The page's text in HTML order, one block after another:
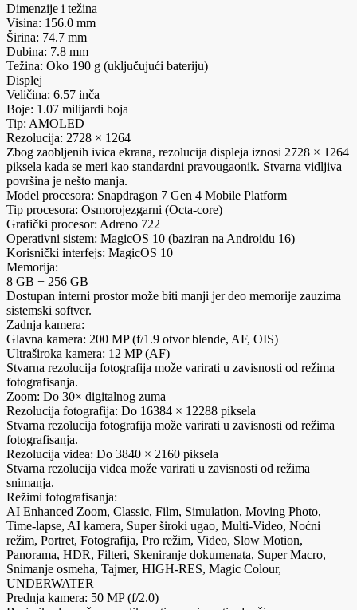
Dimenzije i težina
Visina: 156.0 mm
Širina: 74.7 mm
Dubina: 7.8 mm
Težina: Oko 190 g (uključujući bateriju)
Displej
Veličina: 6.57 inča
Boje: 1.07 milijardi boja
Tip: AMOLED
Rezolucija: 2728 × 1264
Zbog zaobljenih ivica ekrana, rezolucija displeja iznosi 2728 × 1264
piksela kada se meri kao standardni pravougaonik. Stvarna vidljiva
površina je nešto manja.
Model procesora: Snapdragon 7 Gen 4 Mobile Platform
Tip procesora: Osmorojezgarni (Octa-core)
Grafički procesor: Adreno 722
Operativni sistem: MagicOS 10 (baziran na Androidu 16)
Korisnički interfejs: MagicOS 10
Memorija:
8 GB + 256 GB
Dostupan interni prostor može biti manji jer deo memorije zauzima
sistemski softver.
Zadnja kamera:
Glavna kamera: 200 MP (f/1.9 otvor blende, AF, OIS)
Ultraširoka kamera: 12 MP (AF)
Stvarna rezolucija fotografija može varirati u zavisnosti od režima
fotografisanja.
Zoom: Do 30× digitalnog zuma
Rezolucija fotografija: Do 16384 × 12288 piksela
Stvarna rezolucija fotografija može varirati u zavisnosti od režima
fotografisanja.
Rezolucija videa: Do 3840 × 2160 piksela
Stvarna rezolucija videa može varirati u zavisnosti od režima
snimanja.
Režimi fotografisanja:
AI Enhanced Zoom, Classic, Film, Simulation, Moving Photo,
Time-lapse, AI kamera, Super široki ugao, Multi-Video, Noćni
režim, Portret, Fotografija, Pro režim, Video, Slow Motion,
Panorama, HDR, Filteri, Skeniranje dokumenata, Super Macro,
Snimanje osmeha, Tajmer, HIGH-RES, Magic Colour,
UNDERWATER
Prednja kamera: 50 MP (f/2.0)